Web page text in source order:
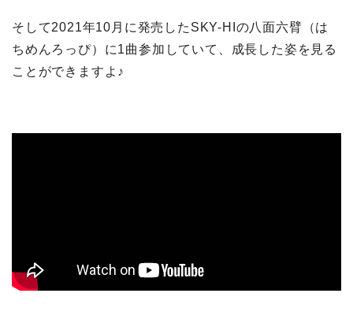
そして2021年10月に発売したSKY-HIの八面六臂（は
ちめんろっぴ）に1曲参加していて、成長した姿を見る
ことができますよ♪